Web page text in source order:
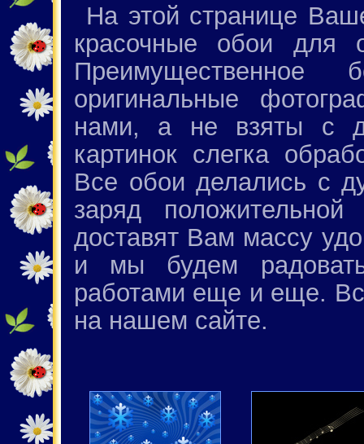
На этой странице
красочные обои для
оригинальные
нами, а не взяты с
картинок слегка
Все обои делались с
заряд
доставят Вам массу
и мы будем
работами еще и еще.
на нашем сайте.